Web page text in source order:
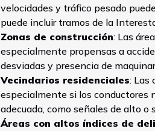
velocidades y tráfico pesado
puede incluir tramos de la
Zonas de construcción: Las
especialmente propensas a
desviadas y presencia de
Vecindarios residenciales: Las
especialmente si los conductores
adecuada, como señales de alto
Áreas con altos índices de